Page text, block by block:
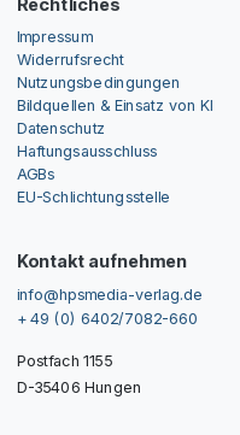
Rechtliches
Impressum
Widerrufsrecht
Nutzungsbedingungen
Bildquellen & Einsatz von KI
Datenschutz
Haftungsausschluss
AGBs
EU-Schlichtungsstelle
Kontakt aufnehmen
info@hpsmedia-verlag.de
+ 49 (0) 6402/7082-660
Postfach 1155
D-35406 Hungen